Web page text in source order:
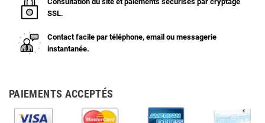
SSL.
Contact facile par téléphone, email ou messagerie
instantanée.
PAIEMENTS ACCEPTÉS